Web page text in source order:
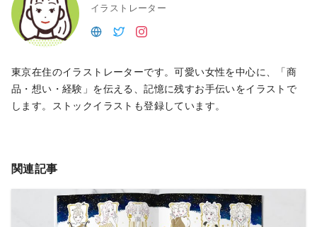
イラストレーター
東京在住のイラストレーターです。可愛い女性を中心に、「商
品・想い・経験」を伝える、記憶に残すお手伝いをイラストで
します。ストックイラストも登録しています。
関連記事